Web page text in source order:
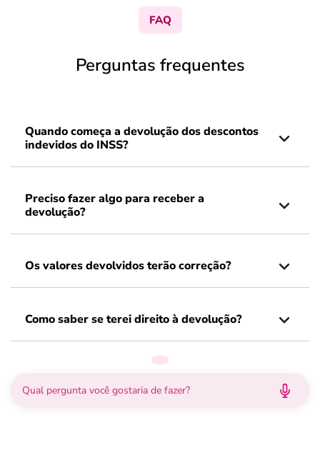
FAQ
Perguntas frequentes
Quando começa a devolução dos descontos
indevidos do INSS?
Preciso fazer algo para receber a
devolução?
Os valores devolvidos terão correção?
Como saber se terei direito à devolução?